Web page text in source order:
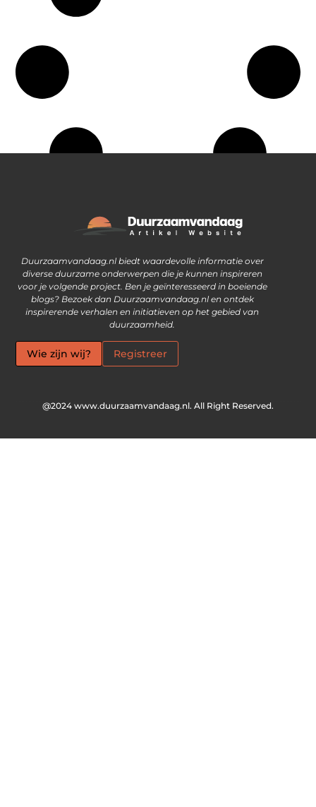
Duurzaamvandaag.nl biedt waardevolle informatie over
diverse duurzame onderwerpen die je kunnen inspireren
voor je volgende project. Ben je geïnteresseerd in boeiende
blogs? Bezoek dan Duurzaamvandaag.nl en ontdek
inspirerende verhalen en initiatieven op het gebied van
duurzaamheid.
Wie zijn wij? Registreer
@2024 www.duurzaamvandaag.nl. All Right Reserved.